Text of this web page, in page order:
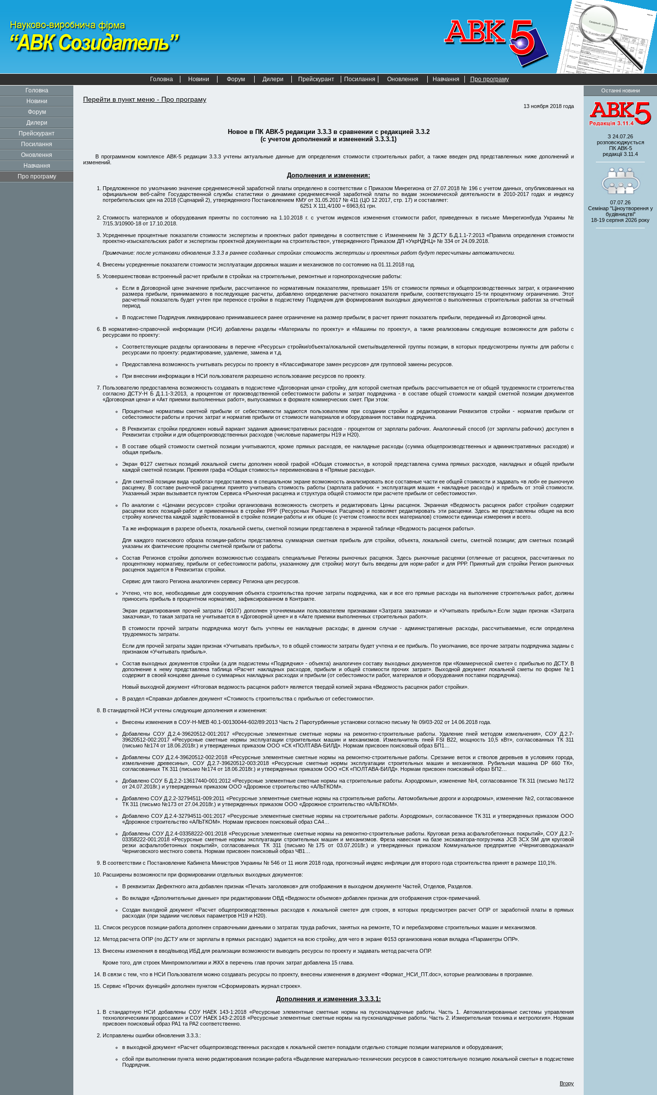
Головна Новини Форум Дилери Прейскурант Посилання Оновлення Навчання
Про програму
Головна
Новини
Форум
Дилери
Прейскурант
Посилання
Оновлення
Навчання
Про програму
Перейти в пункт меню - Про програму
13 ноября 2018 года
Новое в ПК АВК-5 редакции 3.3.3в сравнении с редакцией 3.3.2
(с учетом дополнений и изменений 3.3.3.1)
В программном комплексе АВК-5 редакции 3.3.3 учтены актуальные данные для определения стоимости строительных работ, а также введен ряд представленных ниже дополнений и
изменений.
Дополнения и изменения:
Предложенное по умолчанию значение среднемесячной заработной платы определено в соответствии с Приказом Минрегиона от 27.07.2018 № 196 с учетом данных, опубликованных на
официальном веб-сайте Государственной службы статистики о динамике среднемесячной заработной платы по видам экономической деятельности в 2010-2017 годах и индексу
потребительских цен на 2018 (Сценарий 2), утвержденного Постановлением КМУ от 31.05.2017 № 411 (ЦО 12 2017, стр. 17) и составляет:
6251 Х 111,4/100 = 6963,61 грн.
Стоимость материалов и оборудования приняты по состоянию на 1.10.2018 г. с учетом индексов изменения стоимости работ, приведенных в письме Минрегионбуда Украины №
7/15.3/10900-18 от 17.10.2018.
Усредненные процентные показатели стоимости экспертизы и проектных работ приведены в соответствие с Изменением № 3 ДСТУ Б.Д.1.1-7:2013 «Правила определения стоимости
проектно-изыскательских работ и экспертизы проектной документации на строительство», утвержденного Приказом ДП «УкрНДНЦ» № 334 от 24.09.2018.
Примечание: после установки обновления 3.3.3 в раннее созданных стройках стоимость экспертизы и проектных работ будут пересчитаны автоматически.
Внесены усредненные показатели стоимости эксплуатации дорожных машин и механизмов по состоянию на 01.11.2018 год.
Усовершенствован встроенный расчет прибыли в стройках на строительные, ремонтные и горнопроходческие работы:
Если в Договорной цене значение прибыли, рассчитанное по нормативным показателям, превышает 15% от стоимости прямых и общепроизводственных затрат, к ограничению
размера прибыли, принимаемого в последующие расчеты, добавлено определение расчетного показателя прибыли, соответствующего 15-ти процентному ограничению. Этот
расчетный показатель будет учтен при переносе стройки в подсистему Подрядчик для формирования выходных документов о выполненных строительных работах за отчетный
период.
В подсистеме Подрядчик ликвидировано принимавшееся ранее ограничение на размер прибыли; в расчет принят показатель прибыли, переданный из Договорной цены.
В нормативно-справочной информации (НСИ) добавлены разделы «Материалы по проекту» и «Машины по проекту», а также реализованы следующие возможности для работы с
ресурсами по проекту:
Соответствующие разделы организованы в перечне «Ресурсы» стройки/объекта/локальной сметы/выделенной группы позиции, в которых предусмотрены пункты для работы с
ресурсами по проекту: редактирование, удаление, замена и т.д.
Предоставлена возможность учитывать ресурсы по проекту в «Классификаторе замен ресурсов» для групповой замены ресурсов.
При внесении информации в НСИ пользователя разрешено использование ресурсов по проекту.
Пользователю предоставлена возможность создавать в подсистеме «Договорная цена» стройку, для которой сметная прибыль рассчитывается не от общей трудоемкости строительства
согласно ДСТУ-Н Б Д.1.1-3:2013, а процентом от производственной себестоимости работы и затрат подрядчика - в составе общей стоимости каждой сметной позиции документов
«Договорная цена» и «Акт приемки выполненных работ», выпускаемых в формате коммерческих смет. При этом:
Процентные нормативы сметной прибыли от себестоимости задаются пользователем при создании стройки и редактировании Реквизитов стройки - норматив прибыли от
себестоимости работы и прочих затрат и норматив прибыли от стоимости материалов и оборудования поставки подрядчика.
В Реквизитах стройки предложен новый вариант задания административных расходов - процентом от зарплаты рабочих. Аналогичный способ (от зарплаты рабочих) доступен в
Реквизитах стройки и для общепроизводственных расходов (числовые параметры Н19 и Н20).
В составе общей стоимости сметной позиции учитываются, кроме прямых расходов, ее накладные расходы (сумма общепроизводственных и административных расходов) и
общая прибыль.
Экран Ф127 сметных позиций локальной сметы дополнен новой графой «Общая стоимость», в которой представлена сумма прямых расходов, накладных и общей прибыли
каждой сметной позиции. Прежняя графа «Общая стоимость» переименована в «Прямые расходы».
Для сметной позиции вида «работа» предоставлена в специальном экране возможность анализировать все составные части ее общей стоимости и задавать «в лоб» ее рыночную
расценку. В составе рыночной расценки принято учитывать стоимость работы (зарплата рабочих + эксплуатация машин + накладные расходы) и прибыль от этой стоимости.
Указанный экран вызывается пунктом Сервиса «Рыночная расценка и структура общей стоимости при расчете прибыли от себестоимости».
По аналогии с «Ценами ресурсов» стройки организована возможность смотреть и редактировать Цены расценок. Экранная «Ведомость расценок работ стройки» содержит
расценки всех позиций-работ и примененных в стройке РРР (Ресурсных Рыночных Расценок) и позволяет редактировать эти расценки. Здесь же представлены общие на всю
стройку количества каждой задействованной в стройке позиции-работы и их общие (с учетом стоимости всех материалов) стоимости единицы измерения и всего.
Та же информация в разрезе объекта, локальной сметы, сметной позиции представлена в экранной таблице «Ведомость расценок работы».
Для каждого поискового образа позиции-работы представлена суммарная сметная прибыль для стройки, объекта, локальной сметы, сметной позиции; для сметных позиций
указаны их фактические проценты сметной прибыли от работы.
Состав Регионов стройки дополнен возможностью создавать специальные Регионы рыночных расценок. Здесь рыночные расценки (отличные от расценок, рассчитанных по
процентному нормативу, прибыли от себестоимости работы, указанному для стройки) могут быть введены для норм-работ и для РРР. Принятый для стройки Регион рыночных
расценок задается в Реквизитах стройки.
Сервис для такого Региона аналогичен сервису Региона цен ресурсов.
Учтено, что все, необходимые для сооружения объекта строительства прочие затраты подрядчика, как и все его прямые расходы на выполнение строительных работ, должны
приносить прибыль в процентном нормативе, зафиксированном в Контракте.
Экран редактирования прочей затраты (Ф107) дополнен уточняемыми пользователем признаками «Затрата заказчика» и «Учитывать прибыль».Если задан признак «Затрата
заказчика», то такая затрата не учитывается в «Договорной цене» и в «Акте приемки выполненных строительных работ».
В стоимости прочей затраты подрядчика могут быть учтены ее накладные расходы; в данном случае - административные расходы, рассчитываемые, если определена
трудоемкость затраты.
Если для прочей затраты задан признак «Учитывать прибыль», то в общей стоимости затраты будет учтена и ее прибыль. По умолчанию, все прочие затраты подрядчика заданы с
признаком «Учитывать прибыль».
Состав выходных документов стройки (а для подсистемы «Подрядчик» - объекта) аналогичен составу выходных документов при «Коммерческой смете» с прибылью по ДСТУ. В
дополнение к нему представлена таблица «Расчет накладных расходов, прибыли и общей стоимости прочих затрат». Выходной документ локальной сметы по форме №1
содержит в своей концовке данные о суммарных накладных расходах и прибыли (от себестоимости работ, материалов и оборудования поставки подрядчика).
Новый выходной документ «Итоговая ведомость расценок работ» является твердой копией экрана «Ведомость расценок работ стройки».
В раздел «Справка» добавлен документ «Стоимость строительства с прибылью от себестоимости».
В стандартной НСИ учтены следующие дополнения и изменения:
Внесены изменения в СОУ-Н-МЕВ 40.1-00130044-602/89:2013 Часть 2 Паротурбинные установки согласно письму № 09/03-202 от 14.06.2018 года.
Добавлены СОУ Д.2.4-39620512-001:2017 «Ресурсные элементные сметные нормы на ремонтно-строительные работы. Удаление пней методом измельчения», СОУ Д.2.7-
39620512-002:2017 «Ресурсные сметные нормы эксплуатации строительных машин и механизмов. Измельчитель пней FSI B22, мощность 10,5 кВт», согласованных ТК 311
(письмо №174 от 18.06.2018г.) и утвержденных приказом ООО «СК «ПОЛТАВА-БИЛД». Нормам присвоен поисковый образ БП1…
Добавлены СОУ Д.2.4-39620512-002:2018 «Ресурсные элементные сметные нормы на ремонтно-строительные работы. Срезание веток и стволов деревьев в условиях города,
измельчение древесины», СОУ Д.2.7-39620512-003:2018 «Ресурсные сметные нормы эксплуатации строительных машин и механизмов. Рубильная машина DP 660 ТК»,
согласованных ТК 311 (письмо №174 от 18.06.2018г.) и утвержденных приказом ООО «СК «ПОЛТАВА-БИЛД». Нормам присвоен поисковый образ БП2…
Добавлено СОУ Б Д.2.2-13617440-001:2012 «Ресурсные элементные сметные нормы на строительные работы. Аэродромы», изменение №4, согласованное ТК 311 (письмо №172
от 24.07.2018г.) и утвержденных приказом ООО «Дорожное строительство «АЛЬТКОМ».
Добавлено СОУ Д.2.2-32794511-009:2011 «Ресурсные элементные сметные нормы на строительные работы. Автомобильные дороги и аэродромы», изменение №2, согласованное
ТК 311 (письмо №173 от 27.04.2018г.) и утвержденных приказом ООО «Дорожное строительство «АЛЬТКОМ».
Добавлено СОУ Д.2.4-32794511-001:2017 «Ресурсные элементные сметные нормы на строительные работы. Аэродромы», согласованное ТК 311 и утвержденных приказом ООО
«Дорожное строительство «АЛЬТКОМ». Нормам присвоен поисковый образ СА4…
Добавлены СОУ Д.2.4-03358222-001:2018 «Ресурсные элементные сметные нормы на ремонтно-строительные работы. Круговая резка асфальтобетонных покрытий», СОУ Д.2.7-
03358222-001:2018 «Ресурсные сметные нормы эксплуатации строительных машин и механизмов. Фреза навесная на базе экскаватора-погрузчика JCB 3CX SM для круговой
резки асфальтобетонных покрытий», согласованных ТК 311 (письмо №175 от 03.07.2018г.) и утвержденных приказом Коммунальное предприятие «Черниговводоканал»
Черниговского местного совета. Нормам присвоен поисковый образ ЧВ1…
В соответствии с Постановление Кабинета Министров Украины № 546 от 11 июля 2018 года, прогнозный индекс инфляции для второго года строительства принят в размере 110,1%.
Расширены возможности при формировании отдельных выходных документов:
В реквизитах Дефектного акта добавлен признак «Печать заголовков» для отображения в выходном документе Частей, Отделов, Разделов.
Во вкладке «Дополнительные данные» при редактировании ОВД «Ведомости объемов» добавлен признак для отображения строк-примечаний.
Создан выходной документ «Расчет общепроизводственных расходов к локальной смете» для строек, в которых предусмотрен расчет ОПР от заработной платы в прямых
расходах (при задании числовых параметров Н19 и Н20).
Список ресурсов позиции-работа дополнен справочными данными о затратах труда рабочих, занятых на ремонте, ТО и перебазировке строительных машин и механизмов.
Метод расчета ОПР (по ДСТУ или от зарплаты в прямых расходах) задается на всю стройку, для чего в экране Ф153 организована новая вкладка «Параметры ОПР».
Внесены изменения в ввод/вывод ИБД для реализации возможности выводить ресурсы по проекту и задавать метод расчета ОПР.
Кроме того, для строек Минпромполитики и ЖКХ в перечень глав прочих затрат добавлена 15 глава.
В связи с тем, что в НСИ Пользователя можно создавать ресурсы по проекту, внесены изменения в документ «Формат_НСИ_ПТ.doc», которые реализованы в программе.
Сервис «Прочих функций» дополнен пунктом «Сформировать журнал строек».
Дополнения и изменения 3.3.3.1:
В стандартную НСИ добавлены СОУ НАЕК 143-1:2018 «Ресурсные элементные сметные нормы на пусконаладочные работы. Часть 1. Автоматизированные системы управления
технологическими процессами» и СОУ НАЕК 143-2:2018 «Ресурсные элементные сметные нормы на пусконаладочные работы. Часть 2. Измерительная техника и метрология». Нормам
присвоен поисковый образ РА1 та РА2 соответственно.
Исправлены ошибки обновления 3.3.3.:
в выходной документ «Расчет общепроизводственных расходов к локальной смете» попадали отдельно стоящие позиции материалов и оборудования;
сбой при выполнении пункта меню редактирования позиции-работа «Выделение материально-технических ресурсов в самостоятельную позицию локальной сметы» в подсистеме
Подрядчик.
Вгору
Останні новини
З 24.07.26
розповсюджується
ПК АВК-5
редакції 3.11.4
07.07.26
Семінар "Ціноутворення у
будівництві"
18-19 серпня 2026 року